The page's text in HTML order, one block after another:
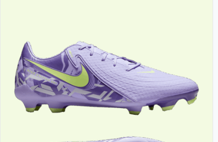
auf.
Die
Optionen
können